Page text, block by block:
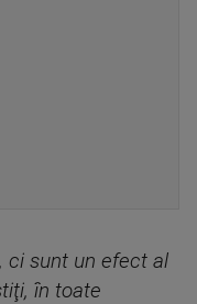
ci sunt un efect al
în toate